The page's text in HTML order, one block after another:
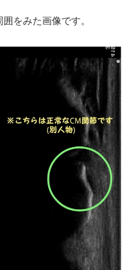
をみた画像です。